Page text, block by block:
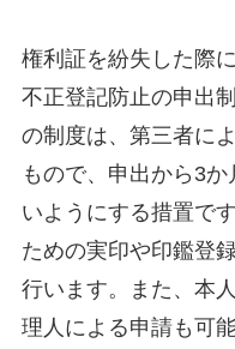
権利証を紛失した際
不正登記防止の申出
の制度は、第三者に
もので、申出から3
いようにする措置で
ための実印や印鑑登
行います。また、本
理人による申請も可